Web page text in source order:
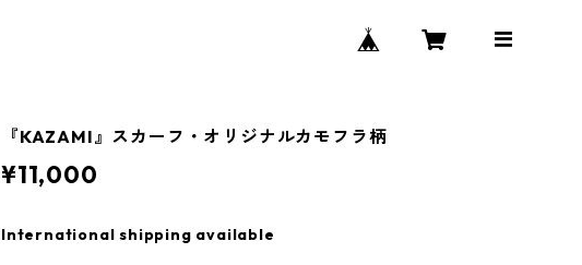
『KAZAMI』スカーフ・オリジナルカモフラ柄
¥11,000
International shipping available